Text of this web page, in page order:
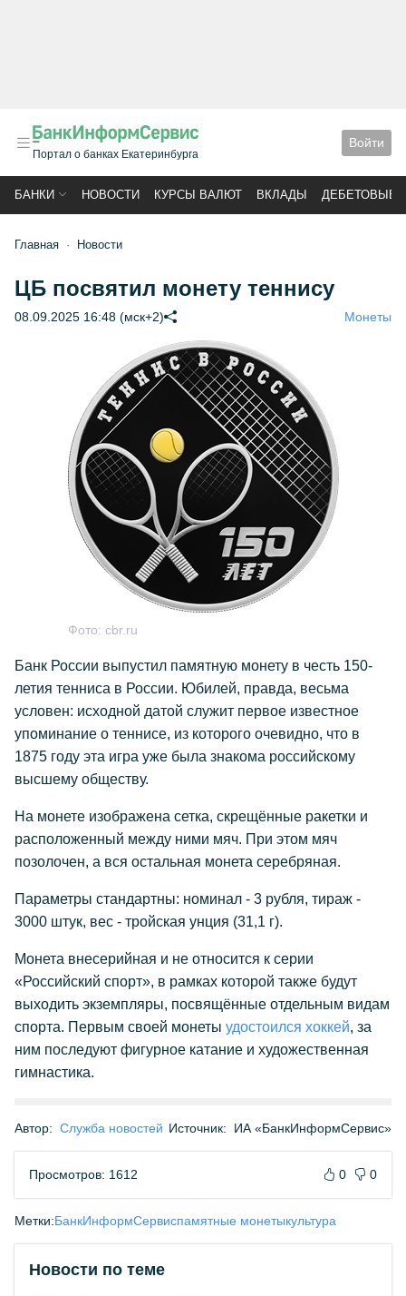
Портал о банках Екатеринбурга
Войти
БАНКИ НОВОСТИ КУРСЫ ВАЛЮТ ВКЛАДЫ ДЕБЕТОВЫЕ
Главная Новости
ЦБ посвятил монету теннису
08.09.2025 16:48 (мск+2) Монеты
Фото: cbr.ru
Банк России выпустил памятную монету в честь 150-
летия тенниса в России. Юбилей, правда, весьма
условен: исходной датой служит первое известное
упоминание о теннисе, из которого очевидно, что в
1875 году эта игра уже была знакома российскому
высшему обществу.
На монете изображена сетка, скрещённые ракетки и
расположенный между ними мяч. При этом мяч
позолочен, а вся остальная монета серебряная.
Параметры стандартны: номинал - 3 рубля, тираж -
3000 штук, вес - тройская унция (31,1 г).
Монета внесерийная и не относится к серии
«Российский спорт», в рамках которой также будут
выходить экземпляры, посвящённые отдельным видам
спорта. Первым своей монеты удостоился хоккей, за
ним последуют фигурное катание и художественная
гимнастика.
Автор: Служба новостей Источник: ИА «БанкИнформСервис»
Просмотров: 1612 0 0
Метки:БанкИнформСервиспамятные монетыкультура
Новости по теме